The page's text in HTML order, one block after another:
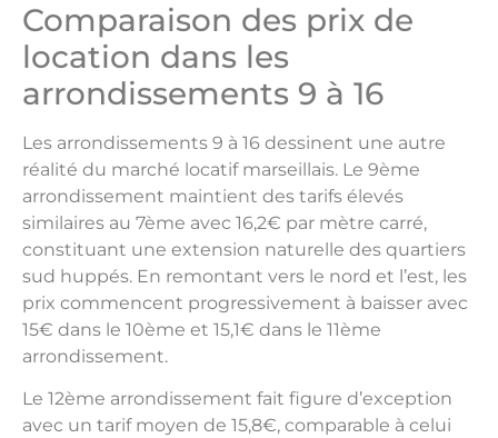
Comparaison des prix de
location dans les
arrondissements 9 à 16
Les arrondissements 9 à 16 dessinent une autre
réalité du marché locatif marseillais. Le 9ème
arrondissement maintient des tarifs élevés
similaires au 7ème avec 16,2€ par mètre carré,
constituant une extension naturelle des quartiers
sud huppés. En remontant vers le nord et l’est, les
prix commencent progressivement à baisser avec
15€ dans le 10ème et 15,1€ dans le 11ème
arrondissement.
Le 12ème arrondissement fait figure d’exception
avec un tarif moyen de 15,8€, comparable à celui